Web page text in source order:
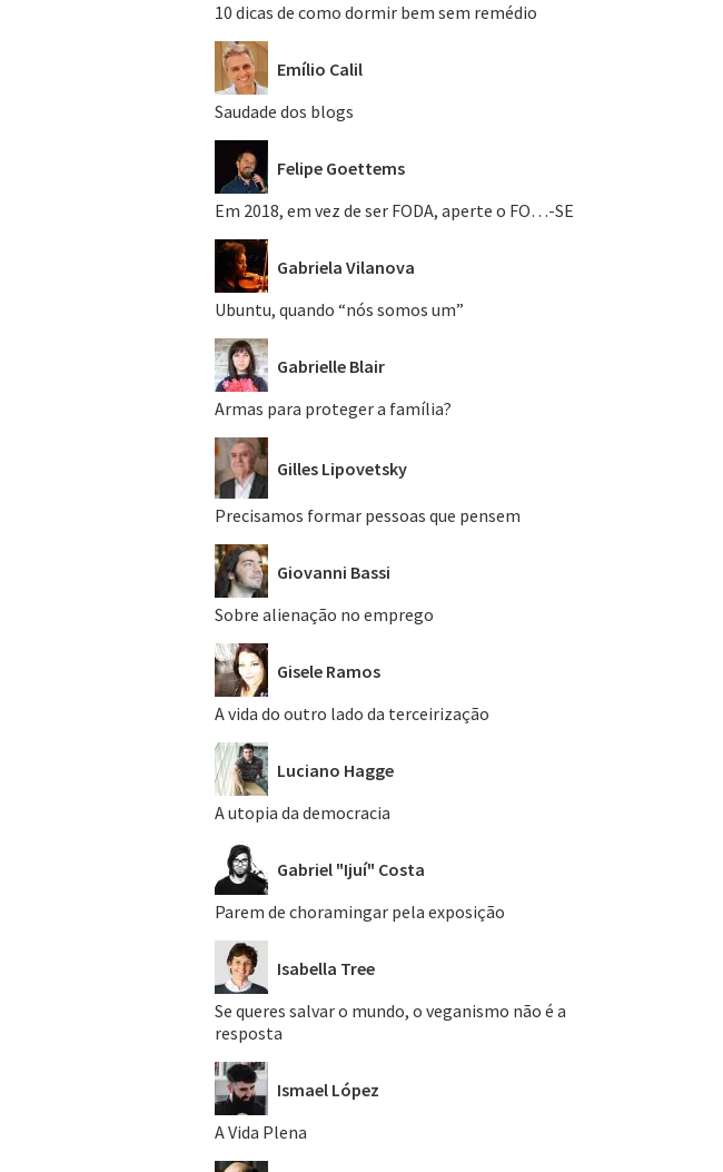
10 dicas de como dormir bem sem remédio
Emílio Calil
Saudade dos blogs
Felipe Goettems
Em 2018, em vez de ser FODA, aperte o FO…-SE
Gabriela Vilanova
Ubuntu, quando “nós somos um”
Gabrielle Blair
Armas para proteger a família?
Gilles Lipovetsky
Precisamos formar pessoas que pensem
Giovanni Bassi
Sobre alienação no emprego
Gisele Ramos
A vida do outro lado da terceirização
Luciano Hagge
A utopia da democracia
Gabriel "Ijuí" Costa
Parem de choramingar pela exposição
Isabella Tree
Se queres salvar o mundo, o veganismo não é a
resposta
Ismael López
A Vida Plena